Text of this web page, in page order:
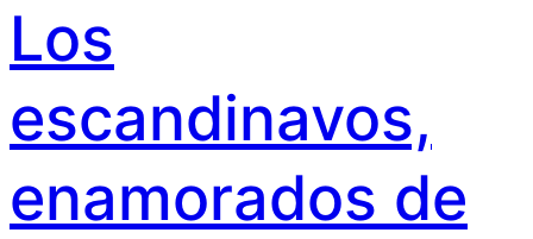
Los
escandinavos,
enamorados de